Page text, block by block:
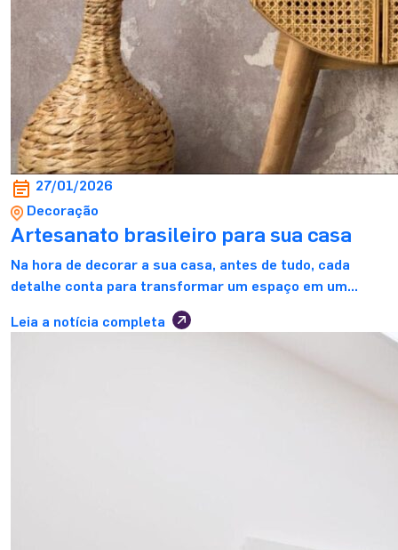
27/01/2026
Decoração
Artesanato brasileiro para sua casa
Na hora de decorar a sua casa, antes de tudo, cada
detalhe conta para transformar um espaço em um
verdadeiro lar. Nesse sentido, o artesanato brasileiro é
uma dessas preciosidades que, além de colorir e
Leia a notícia completa